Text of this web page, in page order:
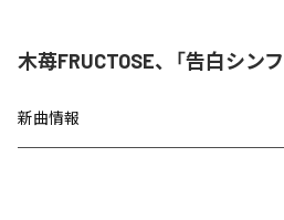
木苺FRUCTOSE、「告白シン
新曲情報